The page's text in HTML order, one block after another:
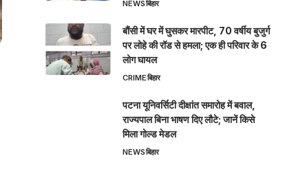
NEWSबिहार
बौंसी में घर में घुसकर मारपीट, 70 वर्षीय बुजुर्ग
पर लोहे की रॉड से हमला; एक ही परिवार के 6
लोग घायल
CRIMEबिहार
पटना यूनिवर्सिटी दीक्षांत समारोह में बवाल,
राज्यपाल बिना भाषण दिए लौटे; जानें किसे
मिला गोल्ड मेडल
NEWSबिहार